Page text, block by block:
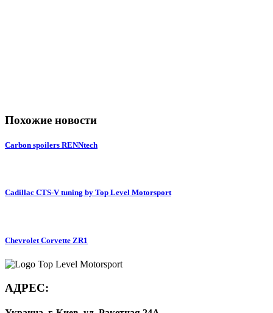
Похожие новости
Carbon spoilers RENNtech
Cadillac CTS-V tuning by Top Level Motorsport
Chevrolet Corvette ZR1
АДРЕС: